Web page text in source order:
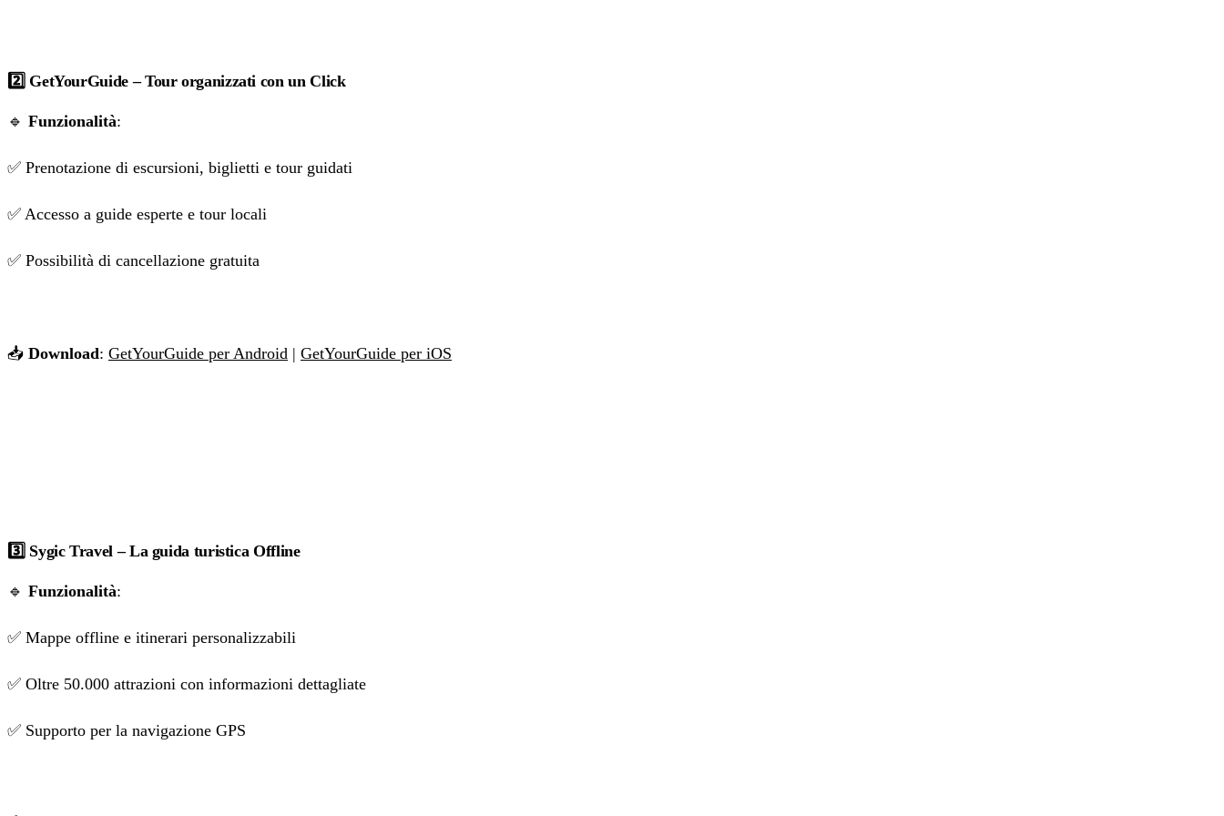
2️⃣ GetYourGuide – Tour organizzati con un Click
🔹 Funzionalità:
✅ Prenotazione di escursioni, biglietti e tour guidati
✅ Accesso a guide esperte e tour locali
✅ Possibilità di cancellazione gratuita
📥 Download: GetYourGuide per Android | GetYourGuide per iOS
3️⃣ Sygic Travel – La guida turistica Offline
🔹 Funzionalità:
✅ Mappe offline e itinerari personalizzabili
✅ Oltre 50.000 attrazioni con informazioni dettagliate
✅ Supporto per la navigazione GPS